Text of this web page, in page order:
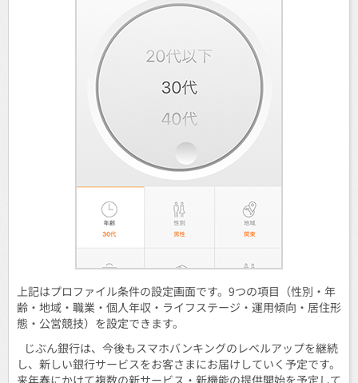
上記はプロファイル条件の設定画面です。9つの項目（性別・年
齢・地域・職業・個人年収・ライフステージ・運用傾向・居住形
態・公営競技）を設定できます。
じぶん銀行は、今後もスマホバンキングのレベルアップを継続
し、新しい銀行サービスをお客さまにお届けしていく予定です。
来年春にかけて複数の新サービス・新機能の提供開始を予定して